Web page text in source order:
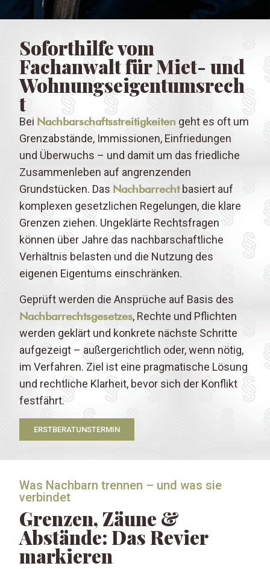
Soforthilfe vom
Fachanwalt für Miet- und
Wohnungseigentumsrech
t
Bei Nachbarschaftsstreitigkeiten geht es oft um
Grenzabstände, Immissionen, Einfriedungen
und Überwuchs – und damit um das friedliche
Zusammenleben auf angrenzenden
Grundstücken. Das Nachbarrechtbasiert auf
komplexen gesetzlichen Regelungen, die klare
Grenzen ziehen. Ungeklärte Rechtsfragen
können über Jahre das nachbarschaftliche
Verhältnis belasten und die Nutzung des
eigenen Eigentums einschränken.
Geprüft werden die Ansprüche auf Basis des
Nachbarrechtsgesetzes, Rechte und Pflichten
werden geklärt und konkrete nächste Schritte
aufgezeigt – außergerichtlich oder, wenn nötig,
im Verfahren. Ziel ist eine pragmatische Lösung
und rechtliche Klarheit, bevor sich der Konflikt
festfährt.
ERSTBERATUNSTERMIN
Was Nachbarn trennen – und was sie
verbindet
Grenzen, Zäune &
Abstände: Das Revier
markieren